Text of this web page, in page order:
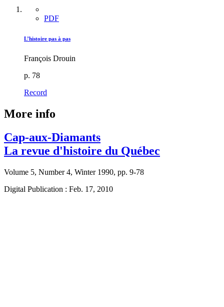
PDF
L’histoire pas à pas
François Drouin
p. 78
Record
More info
Cap-aux-Diamants
La revue d'histoire du Québec
Volume 5, Number 4, Winter 1990, pp. 9-78
Digital Publication : Feb. 17, 2010